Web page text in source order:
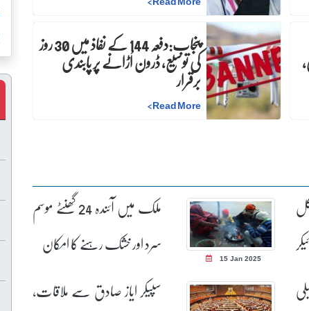
پنجاب:دفعہ 144 کے نفاذ میں 30 روز کی توسیع، ڈرون اُڑانے پر پابندی
برقرار
Read More
>
15 Jan 2025
ملک میں آئندہ 24 گھنٹے موسم
سرد اور خشک رہنے کا امکان
سپیکر ایاز صادق سے ملاقات،